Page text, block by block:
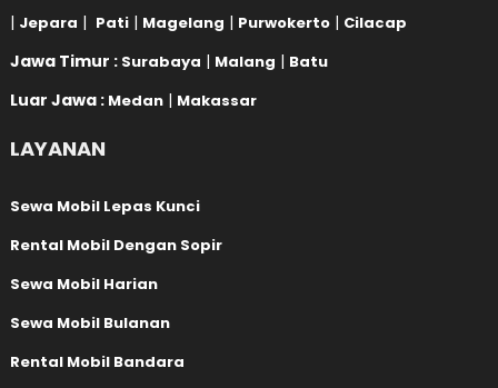
| Jepara | Pati | Magelang | Purwokerto | Cilacap
Jawa Timur : Surabaya | Malang | Batu
Luar Jawa : Medan | Makassar
LAYANAN
Sewa Mobil Lepas Kunci
Rental Mobil Dengan Sopir
Sewa Mobil Harian
Sewa Mobil Bulanan
Rental Mobil Bandara